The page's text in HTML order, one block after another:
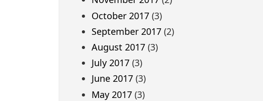
October 2017(3)
September 2017(2)
August 2017(3)
July 2017(3)
June 2017(3)
May 2017(3)